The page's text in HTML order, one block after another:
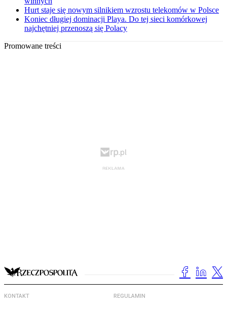
Hurt staje się nowym silnikiem wzrostu telekomów w Polsce
Koniec długiej dominacji Playa. Do tej sieci komórkowej
najchętniej przenoszą się Polacy
Promowane treści
KONTAKT REGULAMIN